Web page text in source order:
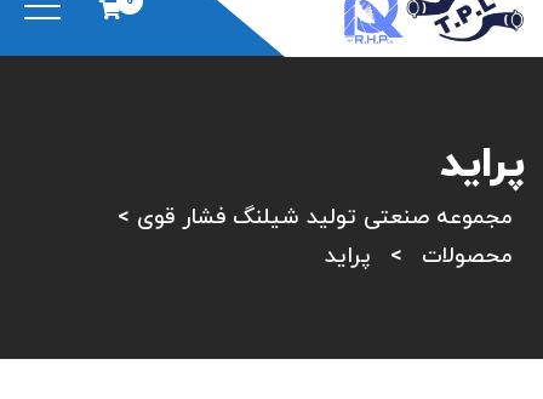
پراید
مجموعه صنعتی تولید شیلنگ فشار قوی >
محصولات
> پراید